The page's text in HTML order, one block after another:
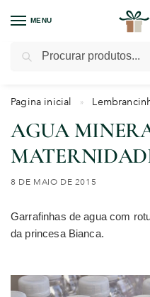
MENU
Pagina inicial »
AGUA
8 DE MAIO DE 2015
Garrafinhas de agua com
da princesa Bianca.